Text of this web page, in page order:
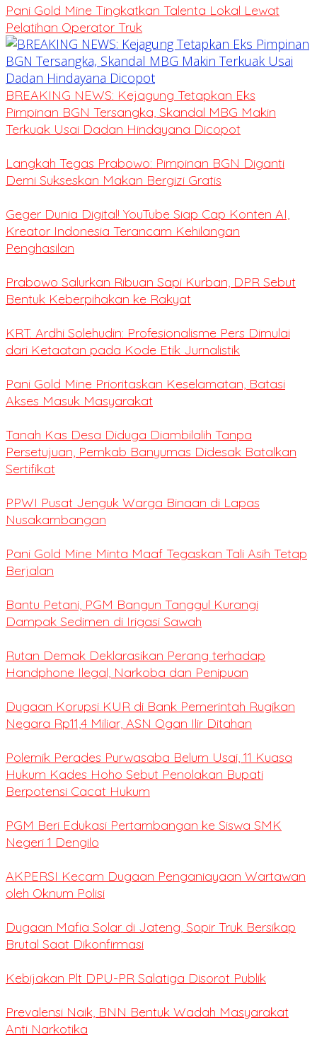
Pani Gold Mine Tingkatkan Talenta Lokal Lewat
Pelatihan Operator Truk
BREAKING NEWS: Kejagung Tetapkan Eks
Pimpinan BGN Tersangka, Skandal MBG Makin
Terkuak Usai Dadan Hindayana Dicopot
Langkah Tegas Prabowo: Pimpinan BGN Diganti
Demi Sukseskan Makan Bergizi Gratis
Geger Dunia Digital! YouTube Siap Cap Konten AI,
Kreator Indonesia Terancam Kehilangan
Penghasilan
Prabowo Salurkan Ribuan Sapi Kurban, DPR Sebut
Bentuk Keberpihakan ke Rakyat
KRT. Ardhi Solehudin: Profesionalisme Pers Dimulai
dari Ketaatan pada Kode Etik Jurnalistik
Pani Gold Mine Prioritaskan Keselamatan, Batasi
Akses Masuk Masyarakat
Tanah Kas Desa Diduga Diambilalih Tanpa
Persetujuan, Pemkab Banyumas Didesak Batalkan
Sertifikat
PPWI Pusat Jenguk Warga Binaan di Lapas
Nusakambangan
Pani Gold Mine Minta Maaf Tegaskan Tali Asih Tetap
Berjalan
Bantu Petani, PGM Bangun Tanggul Kurangi
Dampak Sedimen di Irigasi Sawah
Rutan Demak Deklarasikan Perang terhadap
Handphone Ilegal, Narkoba dan Penipuan
Dugaan Korupsi KUR di Bank Pemerintah Rugikan
Negara Rp11,4 Miliar, ASN Ogan Ilir Ditahan
Polemik Perades Purwasaba Belum Usai, 11 Kuasa
Hukum Kades Hoho Sebut Penolakan Bupati
Berpotensi Cacat Hukum
PGM Beri Edukasi Pertambangan ke Siswa SMK
Negeri 1 Dengilo
AKPERSI Kecam Dugaan Penganiayaan Wartawan
oleh Oknum Polisi
Dugaan Mafia Solar di Jateng, Sopir Truk Bersikap
Brutal Saat Dikonfirmasi
Kebijakan Plt DPU-PR Salatiga Disorot Publik
Prevalensi Naik, BNN Bentuk Wadah Masyarakat
Anti Narkotika